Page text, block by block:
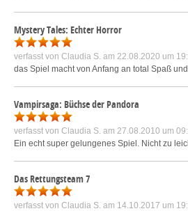
Mystery Tales: Echter Horror
verfasst von Claudia S. am 22.08.2020 um
das Spiel macht von Anfang an total Spaß
Vampirsaga: Büchse der Pandora
verfasst von Claudia S. am 27.08.2010 um
Ein echt super gelungenes Spiel. Nicht zu
Das Rettungsteam 7
verfasst von Claudia S. am 14.10.2017 um